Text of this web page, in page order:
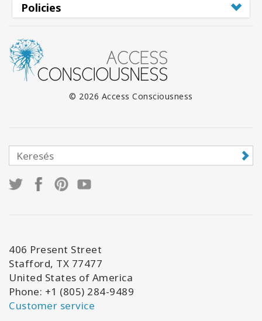
Policies
© 2026 Access Consciousness
406 Present Street
Stafford, TX 77477
United States of America
Phone: +1 (805) 284-9489
Customer service